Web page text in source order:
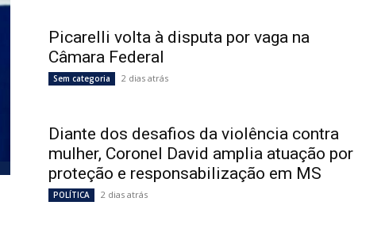
Picarelli volta à disputa por vaga na
Câmara Federal
Sem categoria 2 dias atrás
Diante dos desafios da violência contra
mulher, Coronel David amplia atuação por
proteção e responsabilização em MS
POLÍTICA 2 dias atrás